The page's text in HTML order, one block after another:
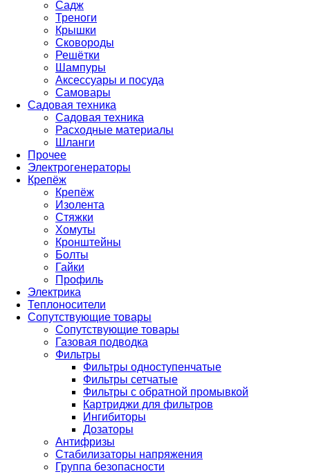
Садж
Треноги
Крышки
Сковороды
Решётки
Шампуры
Аксессуары и посуда
Самовары
Садовая техника
Садовая техника
Расходные материалы
Шланги
Прочее
Электрогенераторы
Крепёж
Крепёж
Изолента
Стяжки
Хомуты
Кронштейны
Болты
Гайки
Профиль
Электрика
Теплоносители
Сопутствующие товары
Сопутствующие товары
Газовая подводка
Фильтры
Фильтры одноступенчатые
Фильтры сетчатые
Фильтры с обратной промывкой
Картриджи для фильтров
Ингибиторы
Дозаторы
Антифризы
Стабилизаторы напряжения
Группа безопасности